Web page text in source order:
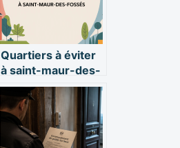
Quartiers à éviter
à saint-maur-des-
fossés : ce qu’il
faut vraiment
savoir